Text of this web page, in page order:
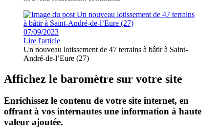
07/09/2023
Lire l'article
Un nouveau lotissement de 47 terrains à bâtir à Saint-
André-de-l’Eure (27)
Affichez le baromètre sur votre site
Enrichissez le contenu de votre site internet, en
offrant à vos internautes une information à haute
valeur ajoutée.